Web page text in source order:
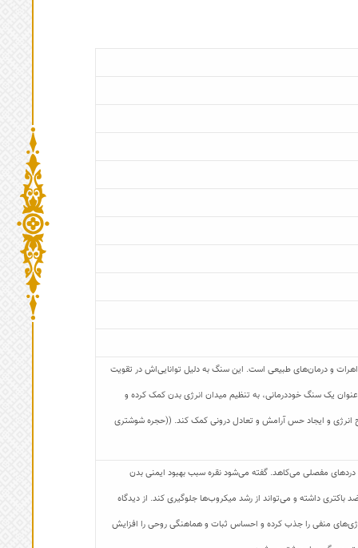
و درمان‌های طبیعی است. این سنگ به دلیل توانایی‌اش در تقویت
یک سنگ خوددرمانی، به تنظیم میدان انرژی بدن کمک کرده و
انرژی و ایجاد حس آرامش و تعادل درونی کمک کند. ((حجره شوشتری
دردهای مفصلی می‌کاهد. گفته می‌شود نقره سبب بهبود ایمنی بدن
داشته و می‌تواند از رشد میکروب‌ها جلوگیری کند. از دیدگاه
منفی را جذب کرده و احساس ثبات و هماهنگی روحی را افزایش